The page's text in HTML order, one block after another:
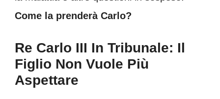
Come la prenderà Carlo?
Re Carlo III In Tribunale: Il
Figlio Non Vuole Più
Aspettare